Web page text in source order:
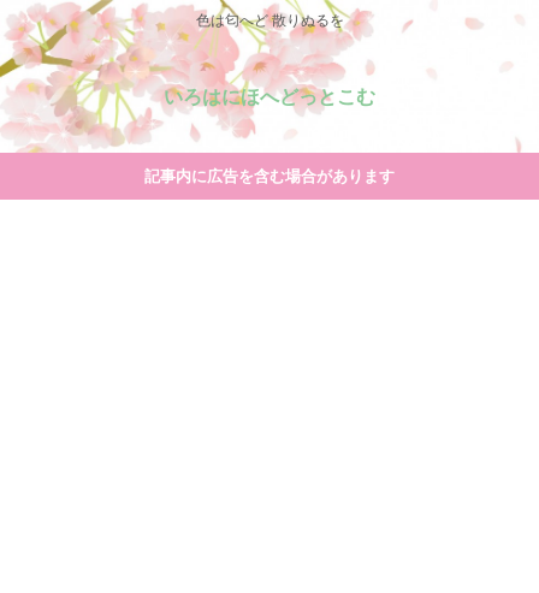
色は匂へど 散りぬるを
いろはにほへどっとこむ
記事内に広告を含む場合があります